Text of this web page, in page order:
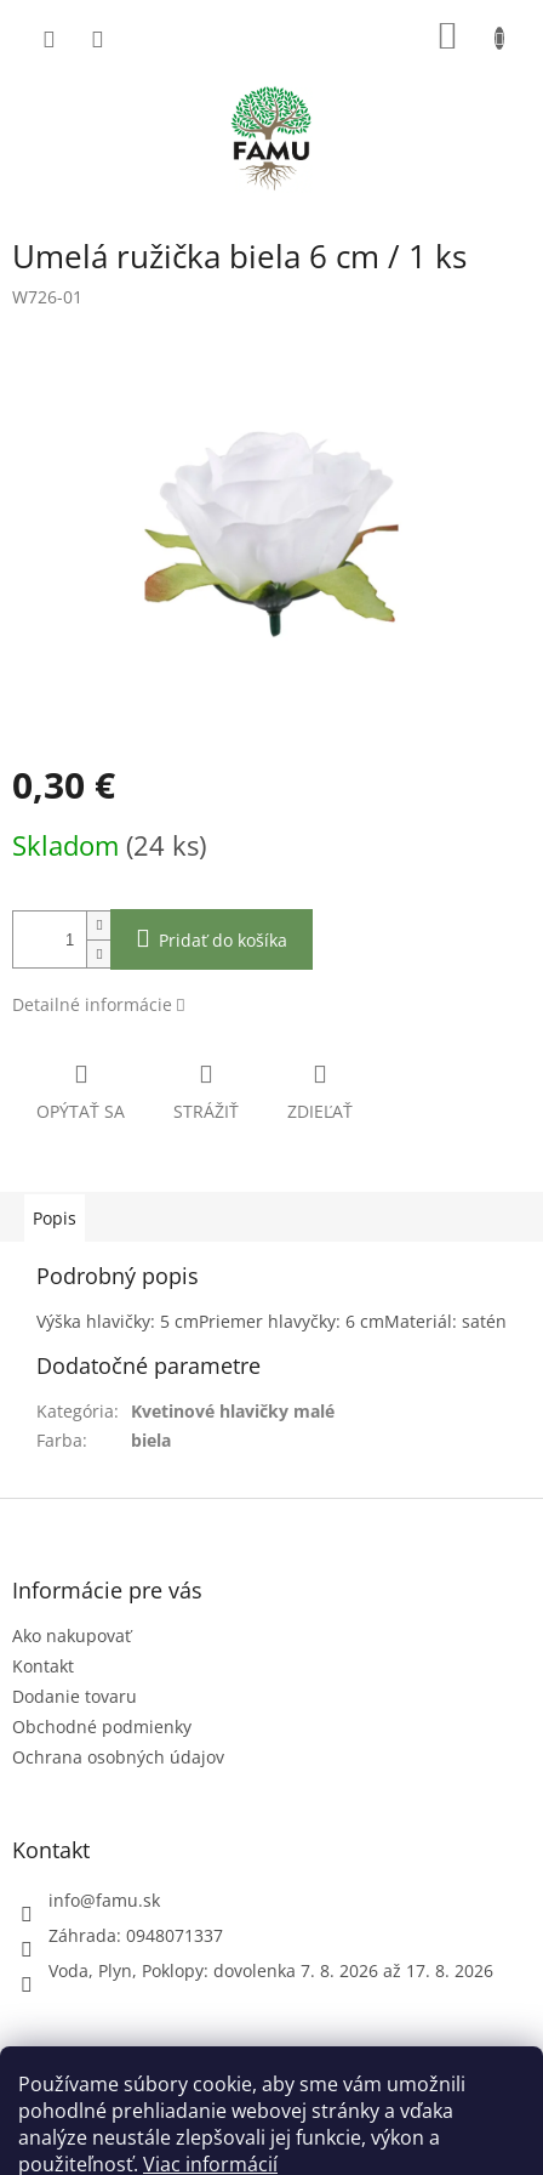
Používame súbory cookie, aby sme vám umožnili
pohodlné prehliadanie webovej stránky a vďaka
analýze neustále zlepšovali jej funkcie, výkon a
použiteľnosť. Viac informácií
Umelá ružička biela 6 cm / 1 ks
W726-01
0,30 €
cena:
Skladom (24 ks)
Pridať do košíka
Detailné informácie
OPÝTAŤ SA STRÁŽIŤ ZDIEĽAŤ
Popis
Podrobný popis
Výška hlavičky: 5 cmPriemer hlavyčky: 6 cmMateriál: satén
Dodatočné parametre
Kategória:
Kvetinové hlavičky malé
Farba: biela
Z
Informácie pre vás
Ako nakupovať
Kontakt
Dodanie tovaru
Obchodné podmienky
Ochrana osobných údajov
Kontakt
info@famu.sk
Záhrada: 0948071337
Voda, Plyn, Poklopy: dovolenka 7. 8. 2026 až 17. 8. 2026